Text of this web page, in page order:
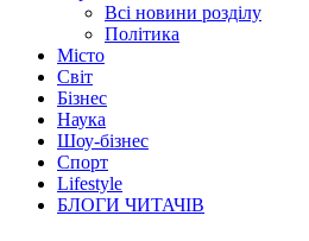
Всі новини розділу
Політика
Місто
Світ
Бізнес
Наука
Шоу-бізнес
Спорт
Lifestyle
БЛОГИ ЧИТАЧІВ